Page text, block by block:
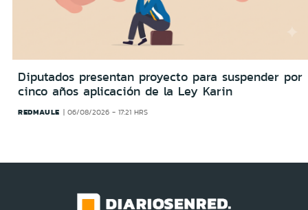
Diputados presentan proyecto para suspender por
cinco años aplicación de la Ley Karin
REDMAULE 06/08/2026 - 17:21 HRS